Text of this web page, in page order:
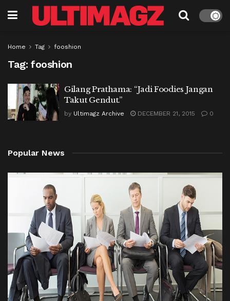
Home Tag fooshion
Tag: fooshion
Gilang Prathama: “Jadi Foodies Jangan
Takut Gendut.”
by Ultimagz Archive DECEMBER 21, 2015 0
Popular News